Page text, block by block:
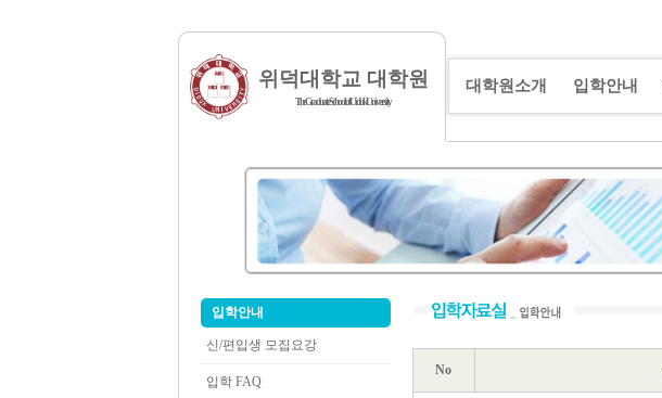
위덕대학교 대학원
The Graduate School of Uiduk University
대학원소개 입학안내
입학안내
신/편입생 모집요강
입학 FAQ
No